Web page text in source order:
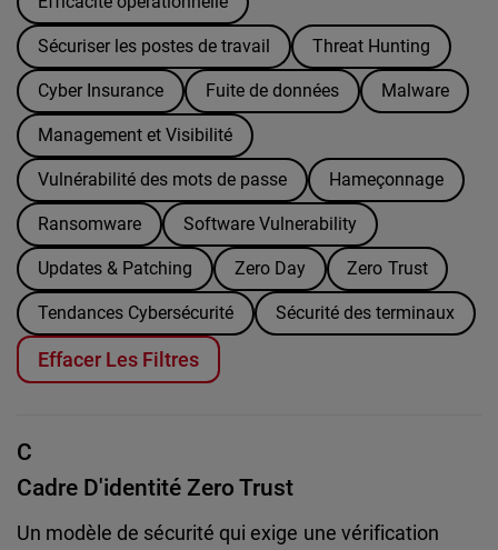
Sécuriser les postes de travail Threat Hunting
Cyber Insurance Fuite de données Malware
Management et Visibilité
Vulnérabilité des mots de passe Hameçonnage
Ransomware Software Vulnerability
Updates & Patching Zero Day Zero Trust
Tendances Cybersécurité Sécurité des terminaux
Effacer Les Filtres
C
Cadre D'identité Zero Trust
Un modèle de sécurité qui exige une vérification